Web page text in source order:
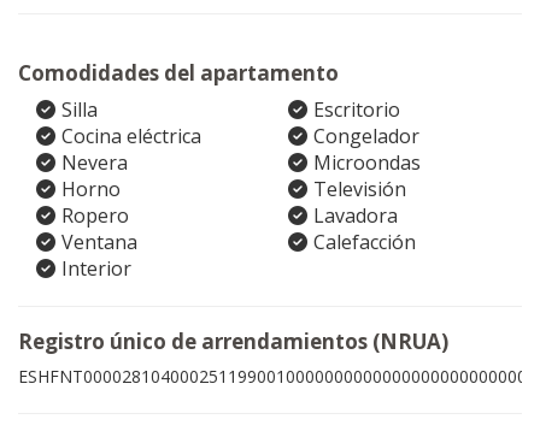
Comodidades del apartamento
Silla
Escritorio
Cocina eléctrica
Congelador
Nevera
Microondas
Horno
Televisión
Ropero
Lavadora
Ventana
Calefacción
Interior
Registro único de arrendamientos (NRUA)
ESHFNT00002810400025119900100000000000000000000000009